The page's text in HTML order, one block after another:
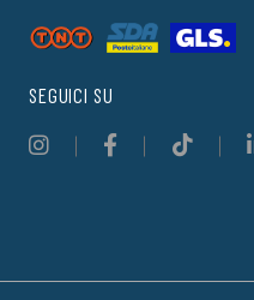
SEGUICI SU